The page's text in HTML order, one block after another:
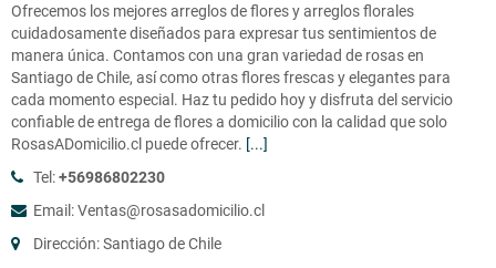
Ofrecemos los mejores arreglos de flores y arreglos florales
cuidadosamente diseñados para expresar tus sentimientos de
manera única. Contamos con una gran variedad de rosas en
Santiago de Chile, así como otras flores frescas y elegantes para
cada momento especial. Haz tu pedido hoy y disfruta del servicio
confiable de entrega de flores a domicilio con la calidad que solo
RosasADomicilio.cl puede ofrecer. [...]
Tel:+56986802230
Email: Ventas@rosasadomicilio.cl
Dirección: Santiago de Chile